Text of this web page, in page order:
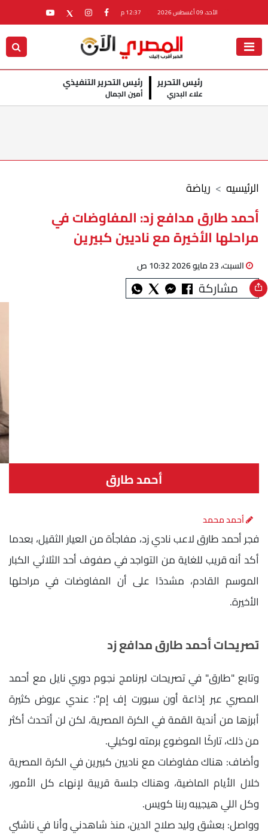
الأحد، 09 أغسطس 2026
رئيس التحرير
علاء البدري
رئيس التحرير التنفيذي
أمين الجمال
رياضة الرئيسيه
أحمد طارق مدافع زد: المفاوضات في
مراحلها الأخيرة مع ناديين كبيرين
السبت، 23 مايو 2026 10:32 ص
مشاركة
أحمد طارق
أحمد محمد
فجر أحمد طارق لاعب نادي زد، مفاجأة من العيار الثقيل، بعدما
أكد أنه قريب للغاية من التواجد في صفوف أحد الثلاثي الكبار
الموسم القادم، مشددًا على أن المفاوضات في مراحلها
الأخيرة.
تصريحات أحمد طارق مدافع زد
وتابع "طارق" في تصريحات لبرنامج نجوم دوري نايل مع أحمد
المصري عبر إذاعة أون سبورت إف إم": عندي عروض كثيرة
أبرزها من أندية القمة في الكرة المصرية، لكن لن أتحدث أكثر
من ذلك، تاركًا الموضوع برمته لوكيلي.
وأضاف: هناك مفاوضات مع ناديين كبيرين في الكرة المصرية
خلال الأيام الماضية، وهناك جلسة قريبة لإنهاء كل الأمور،
وكل اللي هيجيبه ربنا كويس.
وواصل: بعشق وليد صلاح الدين، منذ شاهدني وأنا في ناشئي